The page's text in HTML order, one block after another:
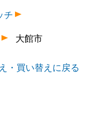
チ
大館市
・買い替えに戻る